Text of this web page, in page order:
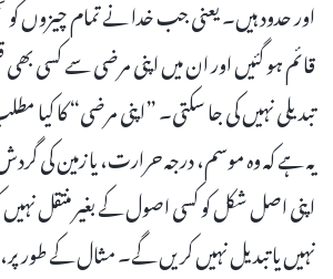
اور حدود ہیں۔ یعنی جب خدا نے تمام چیزوں کو
قائم ہو گئیں اور ان میں اپنی مرضی سے کسی بھی
تبدیلی نہیں کی جا سکتی۔ ”اپنی مرضی“ کا
یہ ہے کہ وہ موسم، درجہ حرارت، یا زمین کی
اپنی اصل شکل کو کسی اصول کے بغیر منتقل
نہیں یا تبدیل نہیں کریں گے۔ مثال کے طور